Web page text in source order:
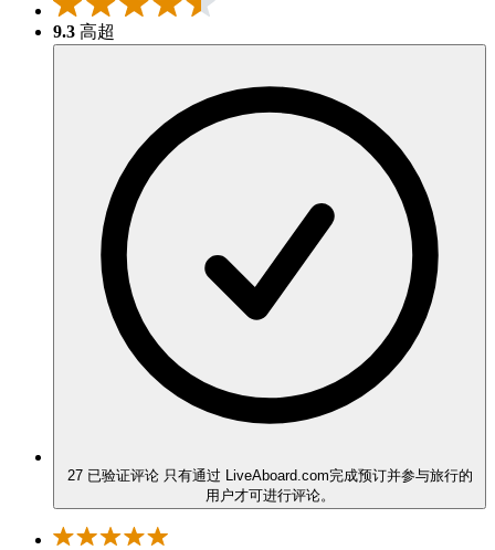
9.3 高超
27 已验证评论 只有通过 LiveAboard.com完成预订并参与旅行的
用户才可进行评论。